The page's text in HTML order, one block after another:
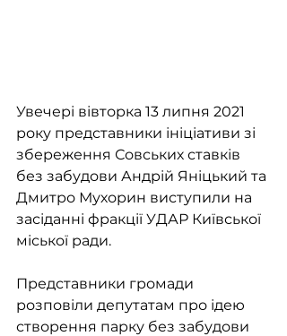
Увечері вівторка 13 липня 2021
року представники ініціативи зі
збереження Совських ставків
без забудови Андрій Яніцький та
Дмитро Мухорин виступили на
засіданні фракції УДАР Київської
міської ради.
Представники громади
розповіли депутатам про ідею
створення парку без забудови